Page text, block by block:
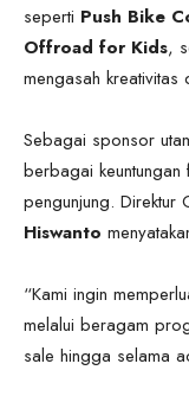
seperti Push Bike
Offroad for Kids,
mengasah kreativitas
Sebagai sponsor
berbagai
pengunjung. Direktur
Hiswanto
“Kami ingin
melalui beragam
sale hingga selama